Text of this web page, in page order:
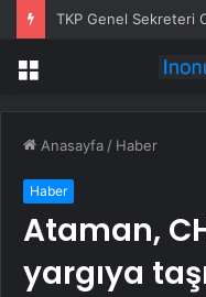
Menü
Anasayfa / Haber
Haber
Ataman,
yargıya